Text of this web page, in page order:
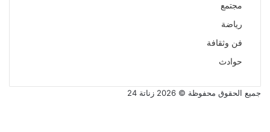
مجتمع
رياضة
فن وثقافة
حوادث
جميع الحقوق محفوظة © 2026 زناتة 24